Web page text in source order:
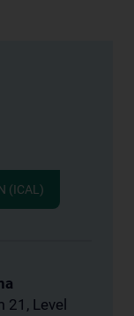
(ICAL)
21, Level